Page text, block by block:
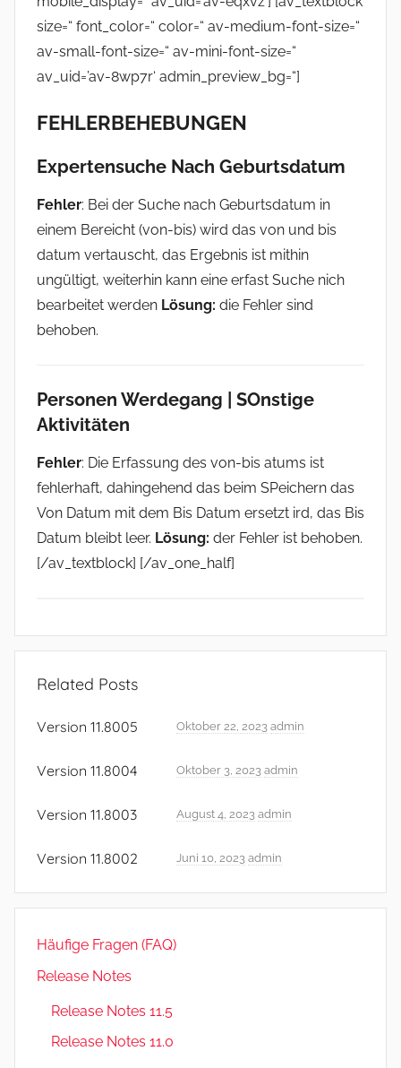
size=“ font_color=“ color=“ av-medium-font-size=“
av-small-font-size=“ av-mini-font-size=“
av_uid=’av-8wp7r‘ admin_preview_bg=“]
FEHLERBEHEBUNGEN
Expertensuche Nach Geburtsdatum
Fehler: Bei der Suche nach Geburtsdatum in
einem Bereicht (von-bis) wird das von und bis
datum vertauscht, das Ergebnis ist mithin
ungültigt, weiterhin kann eine erfast Suche nich
bearbeitet werden Lösung: die Fehler sind
behoben.
Personen Werdegang | SOnstige
Aktivitäten
Fehler: Die Erfassung des von-bis atums ist
fehlerhaft, dahingehend das beim SPeichern das
Von Datum mit dem Bis Datum ersetzt ird, das Bis
Datum bleibt leer. Lösung: der Fehler ist behoben.
[/av_textblock] [/av_one_half]
R
l
s
N
t
R
e
Related Posts
Version 11.8005 Oktober 22, 2023 admin
Version 11.8004 Oktober 3, 2023 admin
Version 11.8003 August 4, 2023 admin
Version 11.8002 Juni 10, 2023 admin
Häufige Fragen (FAQ)
Release Notes
Release Notes 11.5
Release Notes 11.0